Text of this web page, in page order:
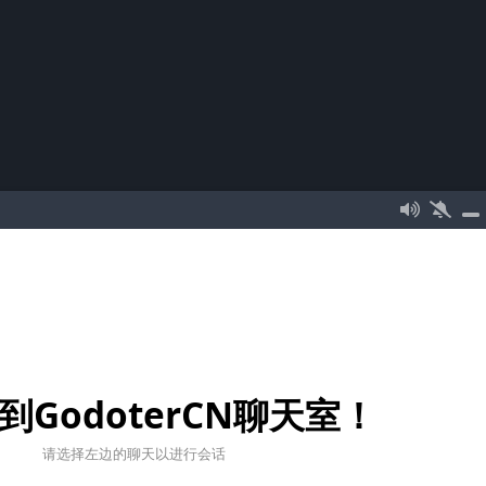
GodoterCN聊天室！
请选择左边的聊天以进行会话